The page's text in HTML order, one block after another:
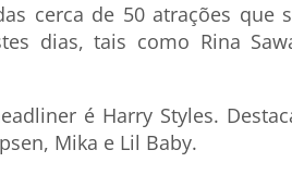
cerca de 50 atrações que
dias, tais como Rina
é Harry Styles.
Mika e Lil Baby.